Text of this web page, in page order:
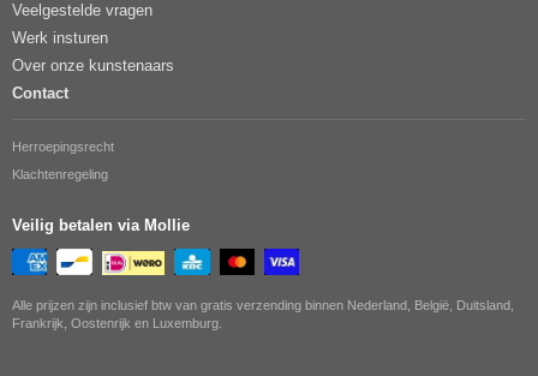
Veelgestelde vragen
Werk insturen
Over onze kunstenaars
Contact
Herroepingsrecht
Klachtenregeling
Veilig betalen via Mollie
Alle prijzen zijn inclusief btw van gratis verzending binnen Nederland, België, Duitsland,
Frankrijk, Oostenrijk en Luxemburg.